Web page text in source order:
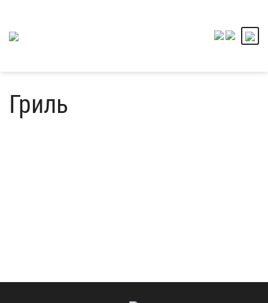
Гриль